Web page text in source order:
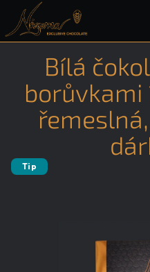
obsah
Bílá
borůvkami
Tip